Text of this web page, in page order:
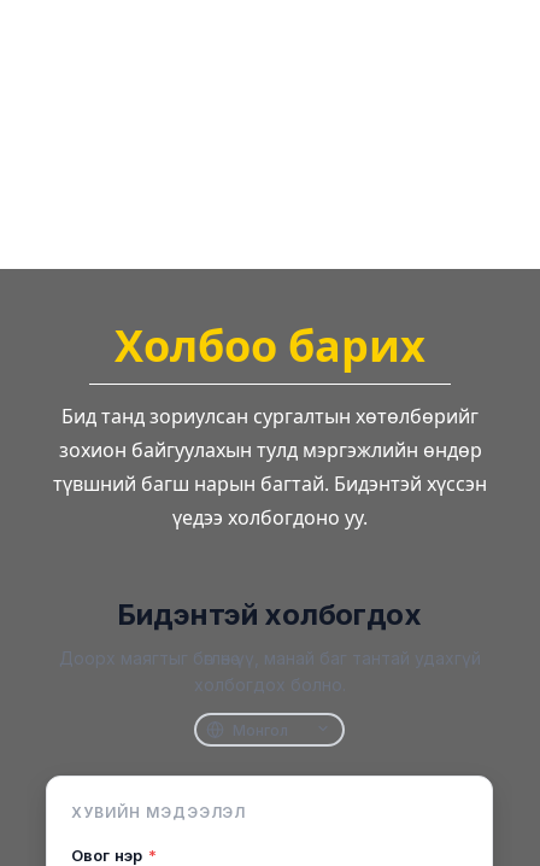
Холбоо барих
Бид танд зориулсан сургалтын хөтөлбөрийг
зохион байгуулахын тулд мэргэжлийн өндөр
түвшний багш нарын багтай. Бидэнтэй хүссэн
үедээ холбогдоно уу.